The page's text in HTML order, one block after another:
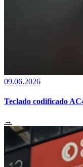
09.06.2026
Teclado codificado
→